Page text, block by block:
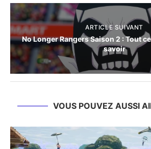
ARTICLE SUIVANT
No Longer Rangers Saison 2 : Tout
savoir
VOUS POUVEZ AUSSI